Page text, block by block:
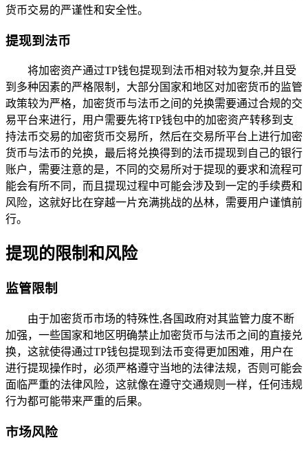
货币交易的严谨性和安全性。
提现到法币
将加密资产通过TP钱包提现到法币相对较为复杂,并且受
到多种因素的严格限制，大部分国家和地区对加密货币的监管
政策较为严格，加密货币与法币之间的兑换需要通过合规的交
易平台来进行，用户需要先将TP钱包中的加密资产转移到支
持法币交易的加密货币交易所，然后在交易所平台上进行加密
货币与法币的兑换，最后将兑换得到的法币提现到自己的银行
账户，需要注意的是，不同的交易所对于提现的要求和流程可
能会有所不同，而且提现过程中可能会涉及到一定的手续费和
风险，这就好比在穿越一片充满挑战的丛林，需要用户谨慎前
行。
提现的限制和风险
监管限制
由于加密货币市场的特殊性,各国政府对其监管力度不断
加强，一些国家和地区明确禁止加密货币与法币之间的直接兑
换，这就使得通过TP钱包提现到法币变得更加困难，用户在
进行提现操作时，必须严格遵守当地的法律法规，否则可能会
面临严重的法律风险，这就像在遵守交通规则一样，任何违规
行为都可能带来严重的后果。
市场风险